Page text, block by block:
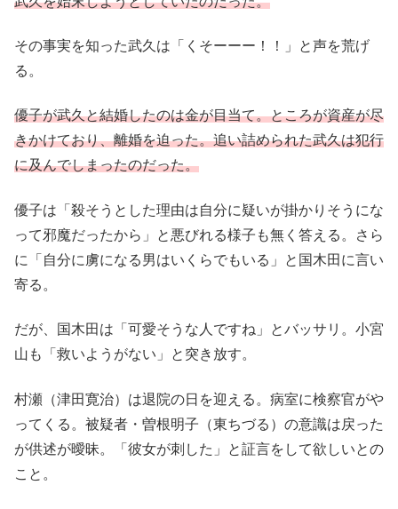
その事実を知った武久は「くそーーー！！」と声を荒げ
る。
優子が武久と結婚したのは金が目当て。ところが資産が尽
きかけており、離婚を迫った。追い詰められた武久は犯行
に及んでしまったのだった。
優子は「殺そうとした理由は自分に疑いが掛かりそうにな
って邪魔だったから」と悪びれる様子も無く答える。さら
に「自分に虜になる男はいくらでもいる」と国木田に言い
寄る。
だが、国木田は「可愛そうな人ですね」とバッサリ。小宮
山も「救いようがない」と突き放す。
村瀬（津田寛治）は退院の日を迎える。病室に検察官がや
ってくる。被疑者・曽根明子（東ちづる）の意識は戻った
が供述が曖昧。「彼女が刺した」と証言をして欲しいとの
こと。